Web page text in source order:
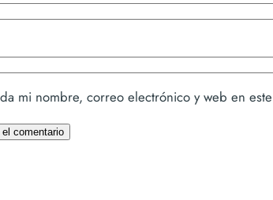
mi nombre, correo electrónico y web en